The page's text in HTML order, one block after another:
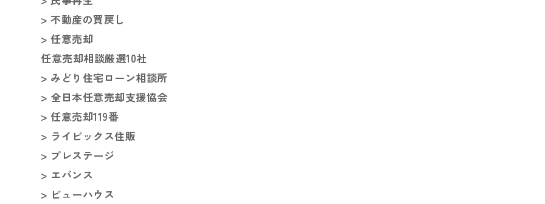
> 不動産の買戻し
> 任意売却
任意売却相談厳選10社
> みどり住宅ローン相談所
> 全日本任意売却支援協会
> 任意売却119番
> ライビックス住販
> プレステージ
> エバンス
> ビューハウス